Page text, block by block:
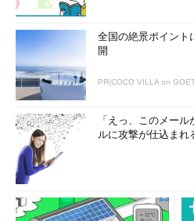
全国の絶景ポイント
開
PR(COCO VILLA on
「えっ、このメー
ルに攻撃が仕込まれ